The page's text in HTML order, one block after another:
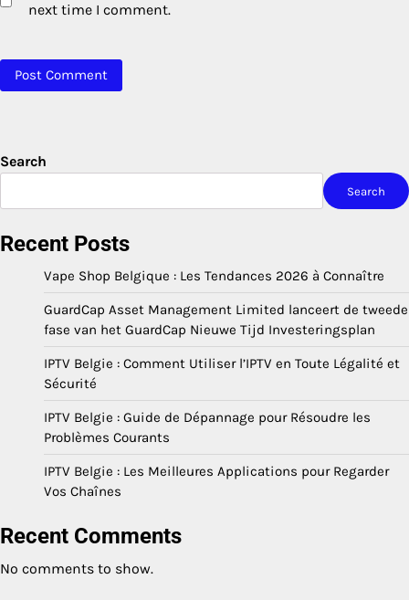
next time I comment.
Search
Search
Recent Posts
Vape Shop Belgique : Les Tendances 2026 à Connaître
GuardCap Asset Management Limited lanceert de tweede
fase van het GuardCap Nieuwe Tijd Investeringsplan
IPTV Belgie : Comment Utiliser l’IPTV en Toute Légalité et
Sécurité
IPTV Belgie : Guide de Dépannage pour Résoudre les
Problèmes Courants
IPTV Belgie : Les Meilleures Applications pour Regarder
Vos Chaînes
Recent Comments
No comments to show.